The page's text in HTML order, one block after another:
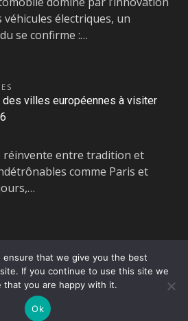
électriques, un
se confirme :…
des villes européennes à visiter
réinvente entre tradition et
comme Paris et
reserved.|DarkNews
themes
ensure that we give you the best
If you continue to use this site we
that you are happy with it.
Ok